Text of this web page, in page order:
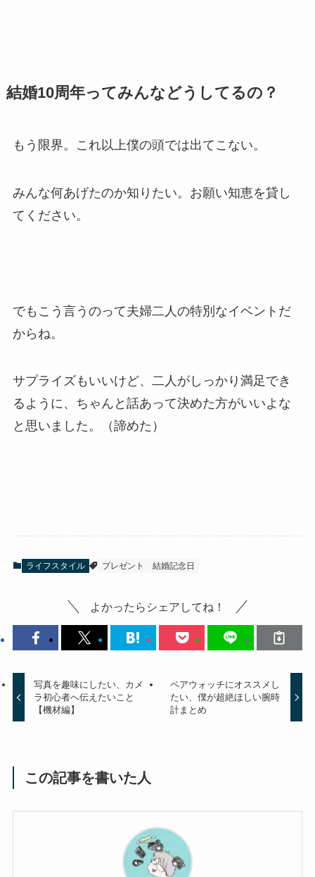
結婚10周年ってみんなどうしてるの？
もう限界。これ以上僕の頭では出てこない。
みんな何あげたのか知りたい。お願い知恵を貸し
てください。
でもこう言うのって夫婦二人の特別なイベントだ
からね。
サプライズもいいけど、二人がしっかり満足でき
るように、ちゃんと話あって決めた方がいいよな
と思いました。（諦めた）
ライフスタイル プレゼント 結婚記念日
よかったらシェアしてね！
写真を趣味にしたい、カメ
ラ初心者へ伝えたいこと
【機材編】
ペアウォッチにオススメし
たい、僕が超絶ほしい腕時
計まとめ
この記事を書いた人